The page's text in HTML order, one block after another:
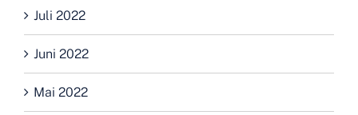
Juli 2022
Juni 2022
Mai 2022